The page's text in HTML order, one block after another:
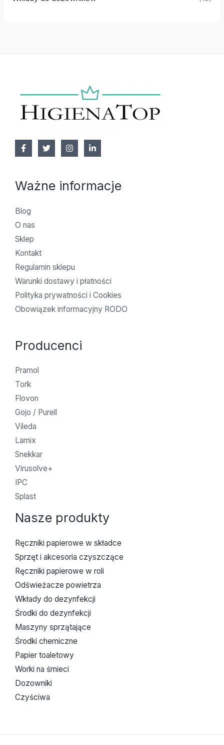
Ważne informacje
Blog
O nas
Sklep
Kontakt
Regulamin sklepu
Warunki dostawy i płatności
Polityka prywatności i Cookies
Obowiązek informacyjny RODO
Producenci
Pramol
Tork
Flovon
Gojo / Purell
Vileda
Lamix
Snekkar
Virusolve+
IPC
Splast
Nasze produkty
Ręczniki papierowe w składce
Sprzęt i akcesoria czyszczące
Ręczniki papierowe w roli
Odświeżacze powietrza
Wkłady do dezynfekcji
Środki do dezynfekcji
Maszyny sprzątające
Środki chemiczne
Papier toaletowy
Worki na śmieci
Dozowniki
Czyściwa